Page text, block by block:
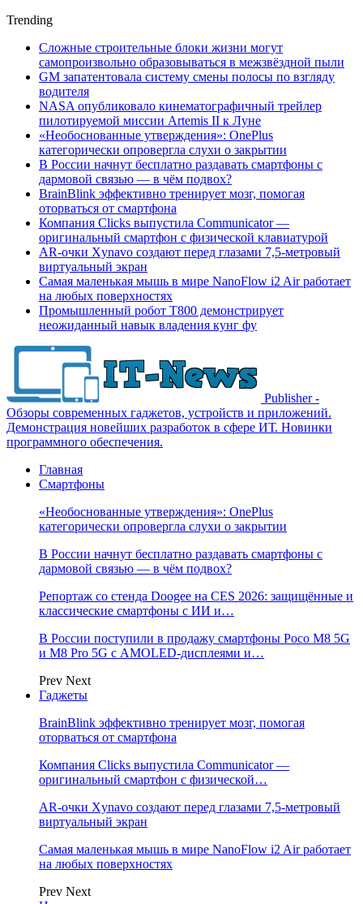
Trending
Сложные строительные блоки жизни могут
самопроизвольно образовываться в межзвёздной пыли
GM запатентовала систему смены полосы по взгляду
водителя
NASA опубликовало кинематографичный трейлер
пилотируемой миссии Artemis II к Луне
«Необоснованные утверждения»: OnePlus
категорически опровергла слухи о закрытии
В России начнут бесплатно раздавать смартфоны с
дармовой связью — в чём подвох?
BrainBlink эффективно тренирует мозг, помогая
оторваться от смартфона
Компания Clicks выпустила Communicator —
оригинальный смартфон с физической клавиатурой
AR-очки Xynavo создают перед глазами 7,5-метровый
виртуальный экран
Самая маленькая мышь в мире NanoFlow i2 Air работает
на любых поверхностях
Промышленный робот Т800 демонстрирует
неожиданный навык владения кунг фу
Publisher -
Обзоры современных гаджетов, устройств и приложений.
Демонстрация новейших разработок в сфере ИТ. Новинки
программного обеспечения.
Главная
Смартфоны
«Необоснованные утверждения»: OnePlus
категорически опровергла слухи о закрытии
В России начнут бесплатно раздавать смартфоны с
дармовой связью — в чём подвох?
Репортаж со стенда Doogee на CES 2026: защищённые и
классические смартфоны с ИИ и…
В России поступили в продажу смартфоны Poco M8 5G
и M8 Pro 5G с AMOLED-дисплеями и…
Prev Next
Гаджеты
BrainBlink эффективно тренирует мозг, помогая
оторваться от смартфона
Компания Clicks выпустила Communicator —
оригинальный смартфон с физической…
AR-очки Xynavo создают перед глазами 7,5-метровый
виртуальный экран
Самая маленькая мышь в мире NanoFlow i2 Air работает
на любых поверхностях
Prev Next